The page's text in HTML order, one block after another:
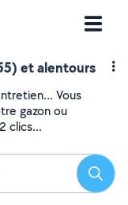
et alentours
Vous
gazon ou
clics...